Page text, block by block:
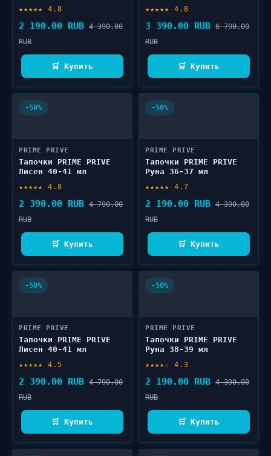
★★★★★ 4.8
2 190.00 RUB 4 390.00
RUB
🛒 Купить
★★★★★ 4.8
3 390.00 RUB 6 790.00
RUB
🛒 Купить
-50%
PRIME PRIVE
Тапочки PRIME PRIVE
Лисен 40-41 мл
★★★★★ 4.8
2 390.00 RUB 4 790.00
RUB
🛒 Купить
-50%
PRIME PRIVE
Тапочки PRIME PRIVE
Руна 36-37 мл
★★★★★ 4.7
2 190.00 RUB 4 390.00
RUB
🛒 Купить
-50%
PRIME PRIVE
Тапочки PRIME PRIVE
Лисен 40-41 мл
★★★★★ 4.5
2 390.00 RUB 4 790.00
RUB
🛒 Купить
-50%
PRIME PRIVE
Тапочки PRIME PRIVE
Руна 38-39 мл
★★★★☆ 4.3
2 190.00 RUB 4 390.00
RUB
🛒 Купить